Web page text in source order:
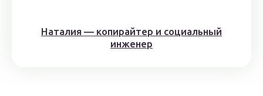
Наталия — копирайтер и социальный
инженер